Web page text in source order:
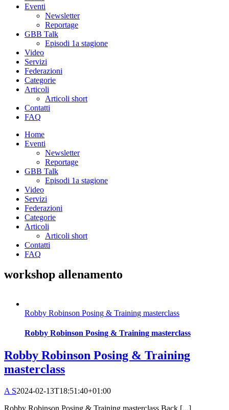
Eventi
Newsletter
Reportage
GBB Talk
Episodi 1a stagione
Video
Servizi
Federazioni
Categorie
Articoli
Articoli short
Contatti
FAQ
Home
Eventi
Newsletter
Reportage
GBB Talk
Episodi 1a stagione
Video
Servizi
Federazioni
Categorie
Articoli
Articoli short
Contatti
FAQ
workshop allenamento
Robby Robinson Posing & Training masterclass
Robby Robinson Posing & Training masterclass
Robby Robinson Posing & Training
masterclass
A S2024-02-13T18:51:40+01:00
Robby Robinson Posing & Training masterclass Back [...]